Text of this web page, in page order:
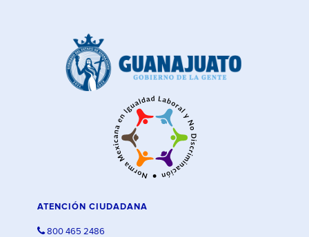
ATENCIÓN CIUDADANA
800 465 2486